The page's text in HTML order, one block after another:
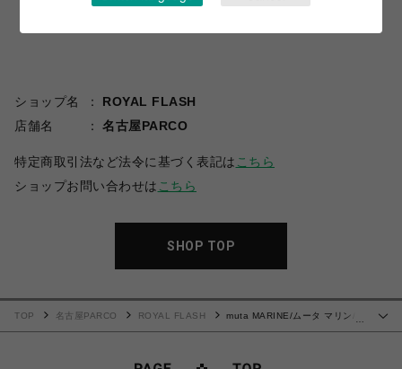
ショップ名
ROYAL FLASH
店舗名
名古屋PARCO
特定商取引法など法令に基づく表記は こちら
ショップお問い合わせは こちら
SHOP TOP
…
TOP 名古屋PARCO ROYAL FLASH
muta MARINE/ムータ マリン/別